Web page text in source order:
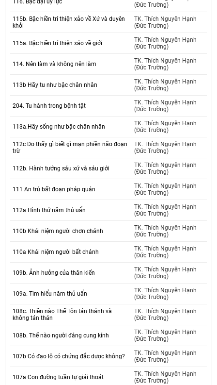
116. Bậc đại uy lực
(Đức Trường)
115b. Bậc hiền trí thiện xảo về Xứ và duyên
khởi
TK. Thích Nguyên Hạnh
(Đức Trường)
115a. Bậc hiền trí thiện xảo về giới
TK. Thích Nguyên Hạnh
(Đức Trường)
114. Nên làm và không nên làm
TK. Thích Nguyên Hạnh
(Đức Trường)
113b Hãy tu như bậc chân nhân
TK. Thích Nguyên Hạnh
(Đức Trường)
204. Tu hành trong bệnh tật
TK. Thích Nguyên Hạnh
(Đức Trường)
113a.Hãy sống như bậc chân nhân
TK. Thích Nguyên Hạnh
(Đức Trường)
112c Do thấy gì biết gì mạn phiền não đoạn
trừ
TK. Thích Nguyên Hạnh
(Đức Trường)
112b. Hành tướng sáu xứ và sáu giới
TK. Thích Nguyên Hạnh
(Đức Trường)
111 An trú bất đoạn pháp quán
TK. Thích Nguyên Hạnh
(Đức Trường)
112a Hình thứ năm thủ uẩn
TK. Thích Nguyên Hạnh
(Đức Trường)
110b Khái niệm người chơn chánh
TK. Thích Nguyên Hạnh
(Đức Trường)
110a Khái niệm người bất chánh
TK. Thích Nguyên Hạnh
(Đức Trường)
109b. Ảnh hưởng của thân kiến
TK. Thích Nguyên Hạnh
(Đức Trường)
109a. Tìm hiểu năm thủ uẩn
TK. Thích Nguyên Hạnh
(Đức Trường)
108c. Thiền nào Thế Tôn tán thánh và
không tán thán
TK. Thích Nguyên Hạnh
(Đức Trường)
108b. Thế nào người đáng cung kính
TK. Thích Nguyên Hạnh
(Đức Trường)
107b Có đạo lộ có chứng đắc dược không?
TK. Thích Nguyên Hạnh
(Đức Trường)
107a Con đường tuần tự giải thoát
TK. Thích Nguyên Hạnh
(Đức Trường)